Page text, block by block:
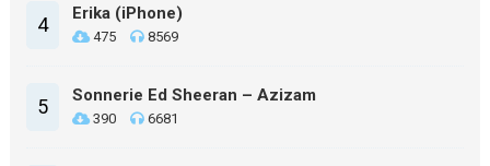
4 Erika (iPhone)
475 8569
5 Sonnerie Ed Sheeran – Azizam
390 6681